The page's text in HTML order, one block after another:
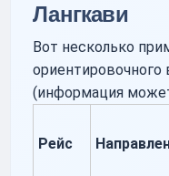
Лангкави
Вот несколько
(информация
Рейс